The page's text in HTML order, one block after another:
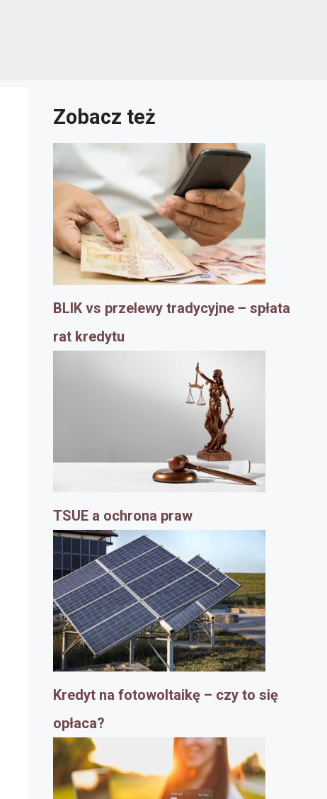
Zobacz też
BLIK vs przelewy tradycyjne – spłata
rat kredytu
TSUE a ochrona praw
Kredyt na fotowoltaikę – czy to się
opłaca?